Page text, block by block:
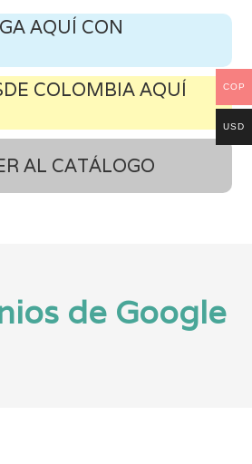
AQUÍ CON
COLOMBIA AQUÍ
AL CATÁLOGO
de Google
COP
USD